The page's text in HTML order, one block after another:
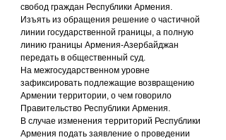
свобод граждан Республики Армения.
Изъять из обращения решение о частичной
линии государственной границы, а полную
линию границы Армения-Азербайджан
передать в общественный суд.
На межгосударственном уровне
зафиксировать подлежащие возвращению
Армении территории, о чем говорило
Правительство Республики Армения.
В случае изменения территорий Республики
Армения подать заявление о проведении